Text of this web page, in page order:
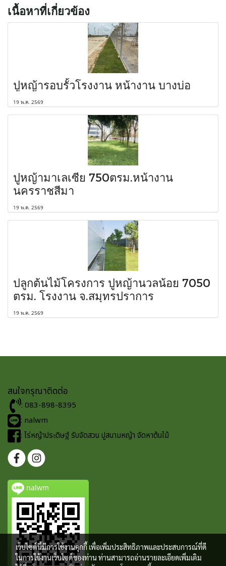
เนื้อหาที่เกี่ยวข้อง
ปูหญ้ารอบรั้วโรงงาน หน้างาน บางบ่อ
19 พ.ค. 2569
ปูหญ้ามาเลเซีย 750ตรม.หน้างาน
นครราชสีมา
19 พ.ค. 2569
ปลูกต้นไม้โครงการ ปูหญ้านวลน้อย 7050
ตรม. โรงงาน จ.สมุทรปราการ
19 พ.ค. 2569
สนใจกรุณาติดต่อ
: 083-898-8395
: nalwm
: ไร่หญ้าประดิษฐ์ รับจัดสวน ปูสนามหญ้า จัดหาต้นไม้
nalwm
เว็บไซต์นี้มีการใช้งานคุกกี้ เพื่อเพิ่มประสิทธิภาพและประสบการณ์ที่ดี
ในการใช้งานเว็บไซต์ของท่าน ท่านสามารถอ่านรายละเอียดเพิ่มเติม